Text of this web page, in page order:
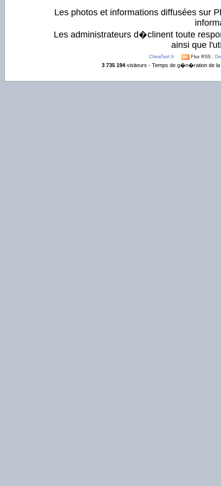
Les photos et informations diffusées sur
Les administrateurs d�clinent toute
ainsi que
ChinaTest.fr Flux RSS :
3 735 194visiteurs - Temps de g�n�ration de